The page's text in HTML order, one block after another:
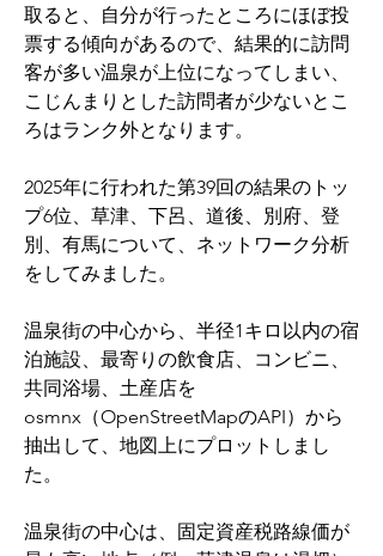
取ると、自分が行ったところにほぼ投
票する傾向があるので、結果的に訪問
客が多い温泉が上位になってしまい、
こじんまりとした訪問者が少ないとこ
ろはランク外となります。
2025年に行われた第39回の結果のトッ
プ6位、草津、下呂、道後、別府、登
別、有馬について、ネットワーク分析
をしてみました。
温泉街の中心から、半径1キロ以内の宿
泊施設、最寄りの飲食店、コンビニ、
共同浴場、土産店を
osmnx（OpenStreetMapのAPI）から
抽出して、地図上にプロットしまし
た。
温泉街の中心は、固定資産税路線価が